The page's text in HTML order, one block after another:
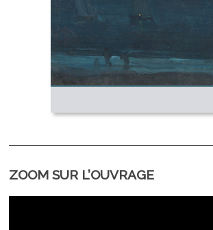
ZOOM SUR L’OUVRAGE